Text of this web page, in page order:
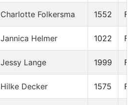
Charlotte Folkersma 1552
Jannica Helmer 1022
Jessy Lange 1999
Hilke Decker 1575